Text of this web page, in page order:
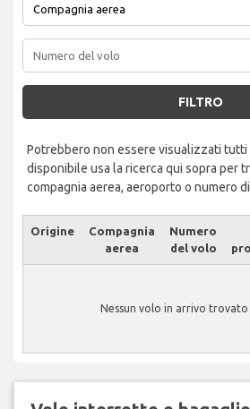
FILTRO
Potrebbero non essere visualizzati tutti
disponibile usa la ricerca qui sopra per
compagnia aerea, aeroporto o numero
Origine
Compagnia
aerea
Numero
del volo
Nessun volo in arrivo